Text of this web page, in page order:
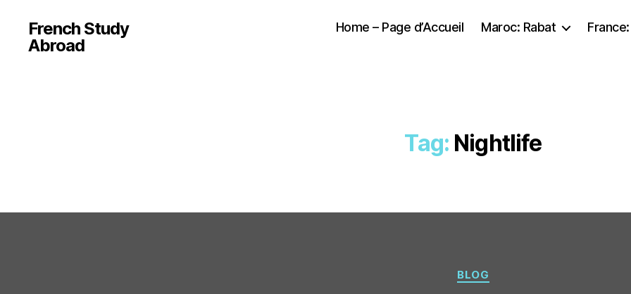
French Study
Abroad
Home – Page d’Accueil Maroc: Rabat
Tag: Nightlife
Categories
BLOG